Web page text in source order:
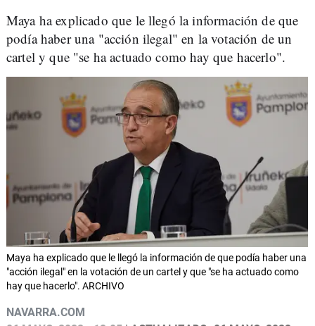
Maya ha explicado que le llegó la información de que
podía haber una "acción ilegal" en la votación de un
cartel y que "se ha actuado como hay que hacerlo".
Maya ha explicado que le llegó la información de que podía haber una
"acción ilegal" en la votación de un cartel y que "se ha actuado como
hay que hacerlo". ARCHIVO
NAVARRA.COM